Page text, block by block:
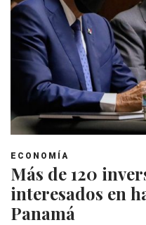
ECONOMÍA
Más de 120
interesados en
Panamá